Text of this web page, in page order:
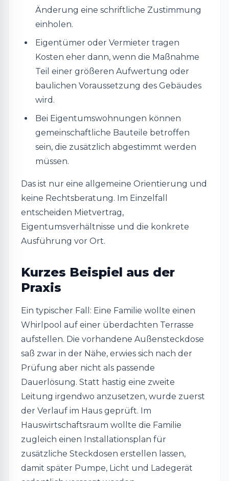
Änderung eine schriftliche Zustimmung
einholen.
Eigentümer oder Vermieter tragen
Kosten eher dann, wenn die Maßnahme
Teil einer größeren Aufwertung oder
baulichen Voraussetzung des Gebäudes
wird.
Bei Eigentumswohnungen können
gemeinschaftliche Bauteile betroffen
sein, die zusätzlich abgestimmt werden
müssen.
Das ist nur eine allgemeine Orientierung und
keine Rechtsberatung. Im Einzelfall
entscheiden Mietvertrag,
Eigentumsverhältnisse und die konkrete
Ausführung vor Ort.
Kurzes Beispiel aus der
Praxis
Ein typischer Fall: Eine Familie wollte einen
Whirlpool auf einer überdachten Terrasse
aufstellen. Die vorhandene Außensteckdose
saß zwar in der Nähe, erwies sich nach der
Prüfung aber nicht als passende
Dauerlösung. Statt hastig eine zweite
Leitung irgendwo anzusetzen, wurde zuerst
der Verlauf im Haus geprüft. Im
Hauswirtschaftsraum wollte die Familie
zugleich einen Installationsplan für
zusätzliche Steckdosen erstellen lassen,
damit später Pumpe, Licht und Ladegerät